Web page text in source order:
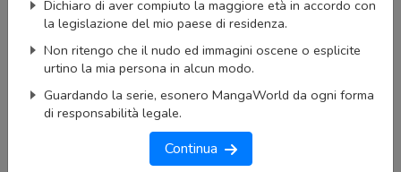
Dichiaro di aver compiuto la maggiore età in accordo con
la legislazione del mio paese di residenza.
Non ritengo che il nudo ed immagini oscene o esplicite
urtino la mia persona in alcun modo.
Guardando la serie, esonero MangaWorld da ogni forma
di responsabilità legale.
Continua